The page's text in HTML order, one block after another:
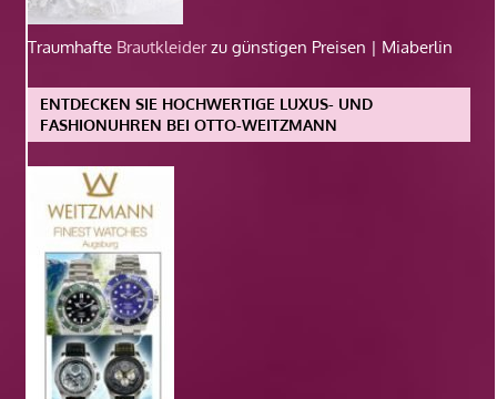
Traumhafte Brautkleiderzu günstigen Preisen | Miaberlin
ENTDECKEN SIE HOCHWERTIGE LUXUS- UND
FASHIONUHREN BEI OTTO-WEITZMANN